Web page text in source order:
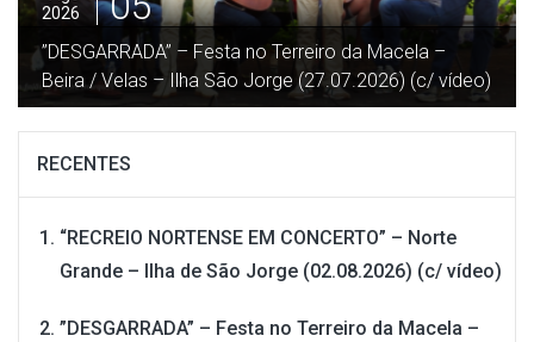
2026
“Procissão em honra de Nª Srª das Neves” – Norte
Grande – Ilha de São Jorge (02.08.2026) (c/ vídeo)
RECENTES
“RECREIO NORTENSE EM CONCERTO” – Norte
Grande – Ilha de São Jorge (02.08.2026) (c/ vídeo)
”DESGARRADA” – Festa no Terreiro da Macela –